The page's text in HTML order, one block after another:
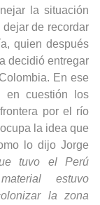
la situación
de recordar
quien después
decidió entregar
En ese
en cuestión los
por el río
la idea que
lo dijo Jorge
tuvo el Perú
estuvo
la zona